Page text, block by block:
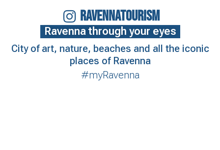
RAVENNATOURISM
Ravenna through your eyes
City of art, nature, beaches and all the iconic
places of Ravenna
#myRavenna